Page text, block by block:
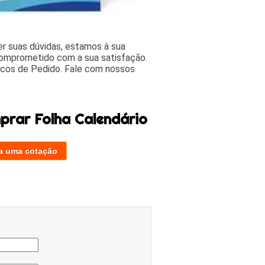
suas dúvidas, estamos à sua
com a sua satisfação.
de Pedido. Fale com nossos
Folha Calendário
uma cotação